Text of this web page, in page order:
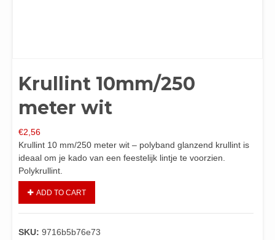
Krullint 10mm/250
meter wit
€2,56
Krullint 10 mm/250 meter wit – polyband glanzend krullint is
ideaal om je kado van een feestelijk lintje te voorzien.
Polykrullint.
ADD TO CART
SKU: 9716b5b76e73